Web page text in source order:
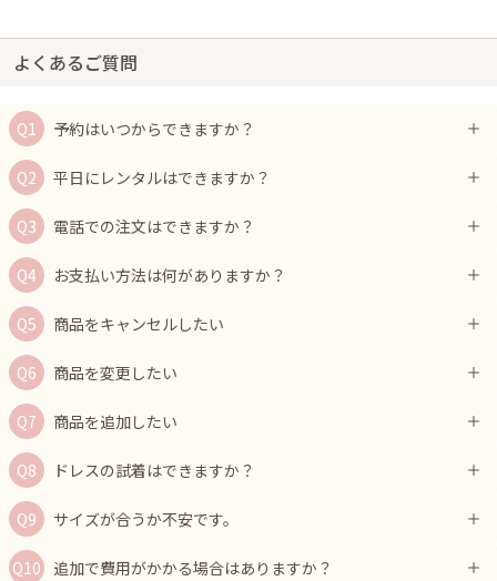
よくあるご質問
予約はいつからできますか？
平日にレンタルはできますか？
電話での注文はできますか？
お支払い方法は何がありますか？
商品をキャンセルしたい
商品を変更したい
商品を追加したい
ドレスの試着はできますか？
サイズが合うか不安です。
追加で費用がかかる場合はありますか？